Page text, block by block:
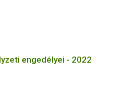
engedélyei - 2022